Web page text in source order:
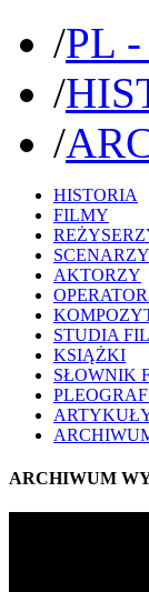
/PL -
/
/
HISTORIA
FILMY
AKTORZY
STUDIA
KSIĄŻKI
SŁOWNIK
ARCHIWUM